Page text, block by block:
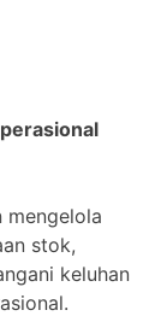
mengelola
stok,
keluhan